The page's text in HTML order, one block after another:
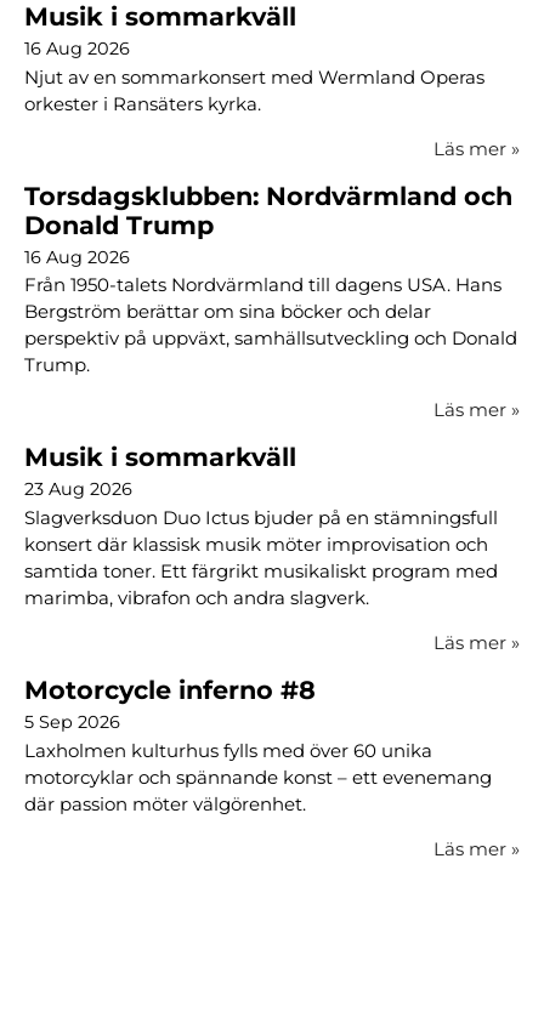
Musik i sommarkväll
16 Aug 2026
Njut av en sommarkonsert med Wermland Operas
orkester i Ransäters kyrka.
Läs mer »
Torsdagsklubben: Nordvärmland och
Donald Trump
16 Aug 2026
Från 1950-talets Nordvärmland till dagens USA. Hans
Bergström berättar om sina böcker och delar
perspektiv på uppväxt, samhällsutveckling och Donald
Trump.
Läs mer »
Musik i sommarkväll
23 Aug 2026
Slagverksduon Duo Ictus bjuder på en stämningsfull
konsert där klassisk musik möter improvisation och
samtida toner. Ett färgrikt musikaliskt program med
marimba, vibrafon och andra slagverk.
Läs mer »
Motorcycle inferno #8
5 Sep 2026
Laxholmen kulturhus fylls med över 60 unika
motorcyklar och spännande konst – ett evenemang
där passion möter välgörenhet.
Läs mer »